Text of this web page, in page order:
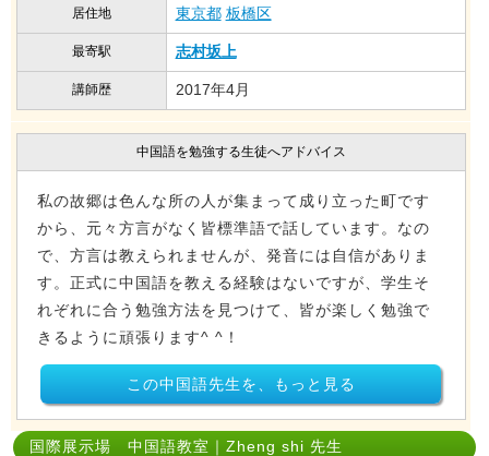
居住地 東京都 板橋区
最寄駅 志村坂上
講師歴 2017年4月
中国語を勉強する生徒へアドバイス
私の故郷は色んな所の人が集まって成り立った町です
から、元々方言がなく皆標準語で話しています。なの
で、方言は教えられませんが、発音には自信がありま
す。正式に中国語を教える経験はないですが、学生そ
れぞれに合う勉強方法を見つけて、皆が楽しく勉強で
きるように頑張ります^ ^！
この中国語先生を、もっと見る
国際展示場 中国語教室｜Zheng shi 先生